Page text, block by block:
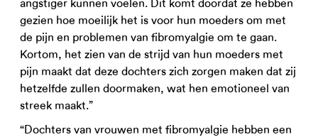
angstiger kunnen voelen. Dit komt doordat ze hebben
gezien hoe moeilijk het is voor hun moeders om met
de pijn en problemen van fibromyalgie om te gaan.
Kortom, het zien van de strijd van hun moeders met
pijn maakt dat deze dochters zich zorgen maken dat zij
hetzelfde zullen doormaken, wat hen emotioneel van
streek maakt.”
“Dochters van vrouwen met fibromyalgie hebben een